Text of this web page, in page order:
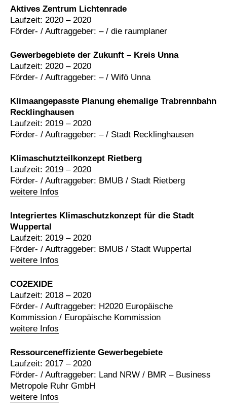
Aktives Zentrum Lichtenrade
Laufzeit: 2020 – 2020
Förder- / Auftraggeber: – / die raumplaner
Gewerbegebiete der Zukunft – Kreis Unna
Laufzeit: 2020 – 2020
Förder- / Auftraggeber: – / Wifö Unna
Klimaangepasste Planung ehemalige Trabrennbahn
Recklinghausen
Laufzeit: 2019 – 2020
Förder- / Auftraggeber: – / Stadt Recklinghausen
Klimaschutzteilkonzept Rietberg
weitere Infos
Laufzeit: 2019 – 2020
Förder- / Auftraggeber: BMUB / Stadt Rietberg
Integriertes Klimaschutzkonzept für die Stadt
Wuppertal
weitere Infos
Laufzeit: 2019 – 2020
Förder- / Auftraggeber: BMUB / Stadt Wuppertal
CO2EXIDE
weitere Infos
Laufzeit: 2018 – 2020
Förder- / Auftraggeber: H2020 Europäische
Kommission / Europäische Kommission
Ressourceneffiziente Gewerbegebiete
weitere Infos
Laufzeit: 2017 – 2020
Förder- / Auftraggeber: Land NRW / BMR – Business
Metropole Ruhr GmbH